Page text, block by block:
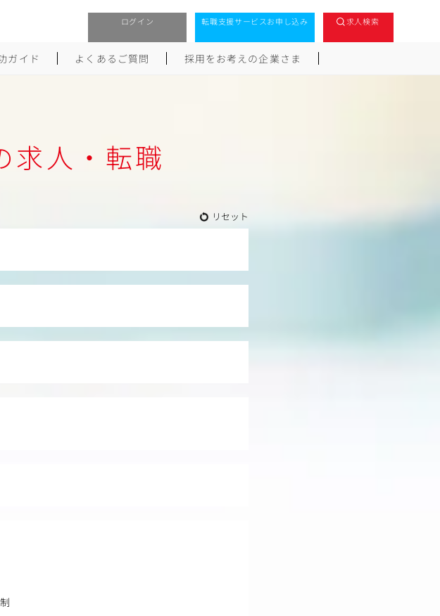
ログイン 転職支援サービスお申し込み 求人検索
ガイド
広告会社への転職
ン･Iターン転職
よくあるご質問 採用をお考えの企業さま
求人・転職
リセット